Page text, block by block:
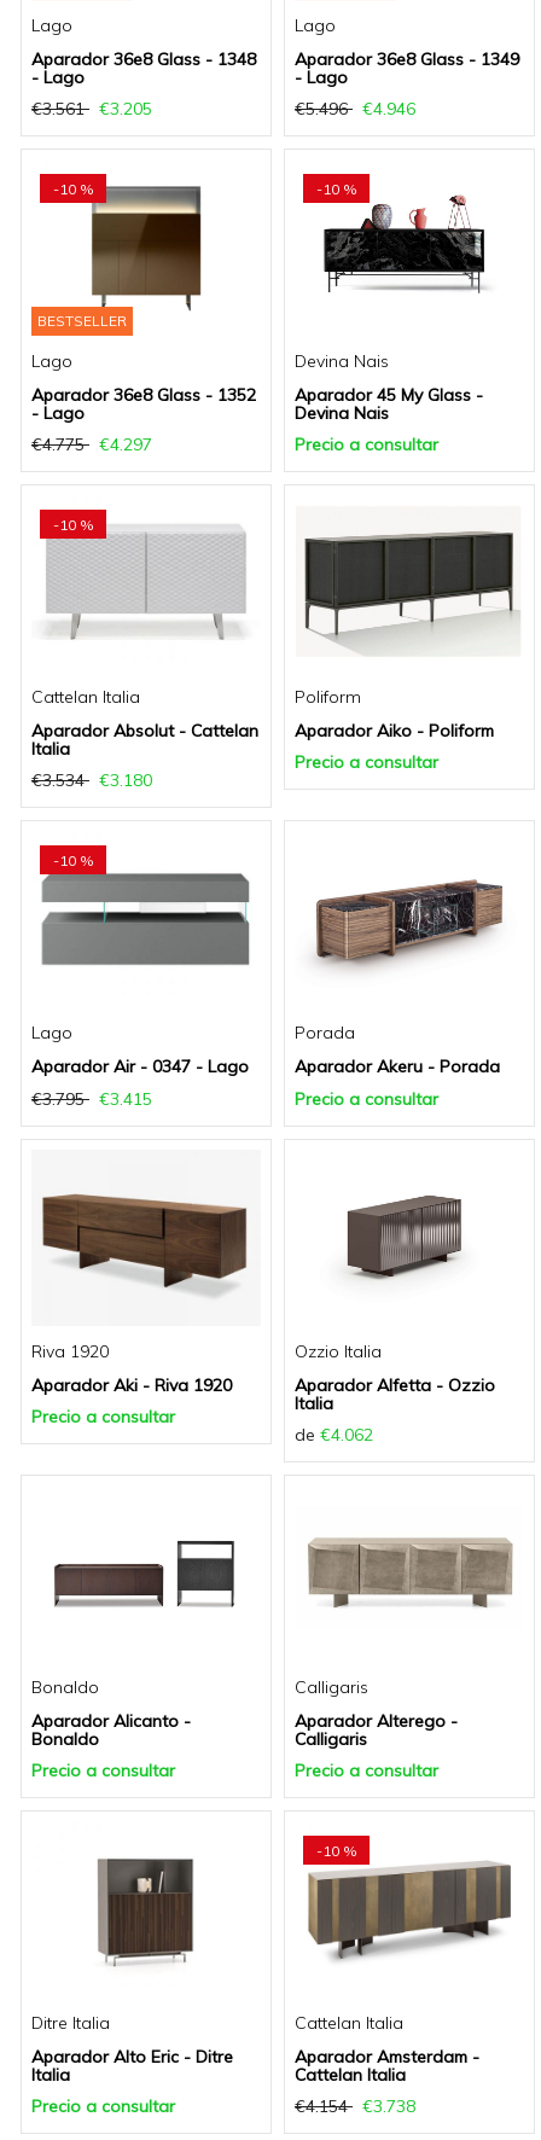
Lago
Aparador 36e8 Glass - 1348
- Lago
€3.561
€3.205
Lago
Aparador 36e8 Glass - 1349
- Lago
€5.496
€4.946
-10 %
BESTSELLER
Lago
Aparador 36e8 Glass - 1352
- Lago
€4.775
€4.297
-10 %
Devina Nais
Aparador 45 My Glass -
Devina Nais
Precio a consultar
-10 %
Cattelan Italia
Aparador Absolut - Cattelan
Italia
€3.534
€3.180
Poliform
Aparador Aiko - Poliform
Precio a consultar
-10 %
Lago
Aparador Air - 0347 - Lago
€3.795
€3.415
Porada
Aparador Akeru - Porada
Precio a consultar
Riva 1920
Aparador Aki - Riva 1920
Precio a consultar
Ozzio Italia
Aparador Alfetta - Ozzio
Italia
de €4.062
Bonaldo
Aparador Alicanto -
Bonaldo
Precio a consultar
Calligaris
Aparador Alterego -
Calligaris
Precio a consultar
Ditre Italia
Aparador Alto Eric - Ditre
Italia
Precio a consultar
-10 %
Cattelan Italia
Aparador Amsterdam -
Cattelan Italia
€4.154
€3.738